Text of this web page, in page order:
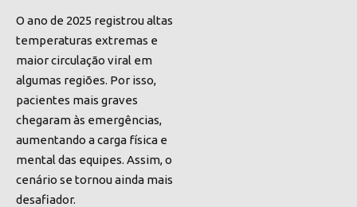
O ano de 2025 registrou altas
temperaturas extremas e
maior circulação viral em
algumas regiões. Por isso,
pacientes mais graves
chegaram às emergências,
aumentando a carga física e
mental das equipes. Assim, o
cenário se tornou ainda mais
desafiador.